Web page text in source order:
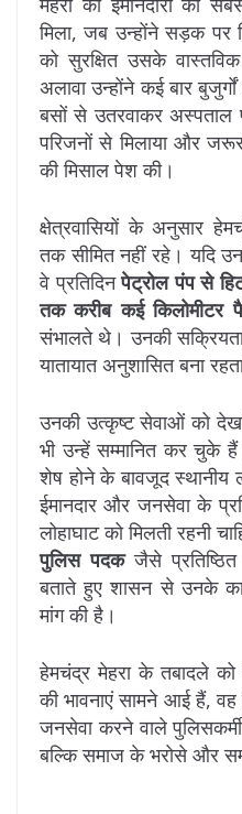
मिला, जब उन्होंने सड़क पर
को सुरक्षित उसके
अलावा उन्होंने कई बार
बसों से उतरवाकर अस्पताल
परिजनों से मिलाया और
की मिसाल पेश की।
क्षेत्रवासियों के अनुसार
तक सीमित नहीं रहे। यदि
वे प्रतिदिनपेट्रोल पंप से
तक करीब कई किलोमीटर
संभालते थे। उनकी
यातायात अनुशासित बना
उनकी उत्कृष्ट सेवाओं को
भी उन्हें सम्मानित कर चुके
शेष होने के बावजूद स्थानीय
ईमानदार और जनसेवा के
लोहाघाट को मिलती रहनी
पुलिस पदकजैसे प्रतिष्ठित
बताते हुए शासन से उनके
मांग की है।
हेमचंद्र मेहरा के तबादले
की भावनाएं सामने आई हैं,
जनसेवा करने वाले
बल्कि समाज के भरोसे और